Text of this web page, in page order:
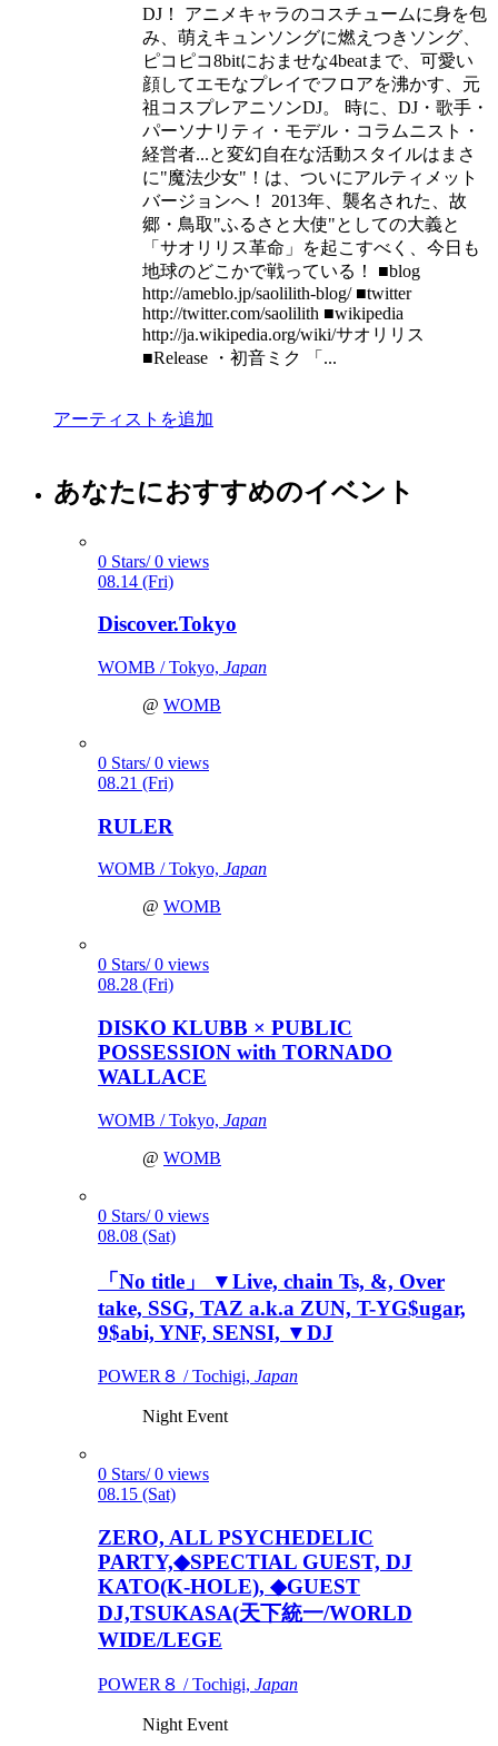
DJ！ アニメキャラのコスチュームに身を包
み、萌えキュンソングに燃えつきソング、
ピコピコ8bitにおませな4beatまで、可愛い
顔してエモなプレイでフロアを沸かす、元
祖コスプレアニソンDJ。 時に、DJ・歌手・
パーソナリティ・モデル・コラムニスト・
経営者...と変幻自在な活動スタイルはまさ
に"魔法少女"！は、ついにアルティメット
バージョンへ！ 2013年、襲名された、故
郷・鳥取"ふるさと大使"としての大義と
「サオリリス革命」を起こすべく、今日も
地球のどこかで戦っている！ ■blog
http://ameblo.jp/saolilith-blog/ ■twitter
http://twitter.com/saolilith ■wikipedia
http://ja.wikipedia.org/wiki/サオリリス
■Release ・初音ミク 「...
アーティストを追加
あなたにおすすめのイベント
0 Stars/ 0 views
08.14 (Fri)
Discover.Tokyo
WOMB / Tokyo, Japan
@ WOMB
0 Stars/ 0 views
08.21 (Fri)
RULER
WOMB / Tokyo, Japan
@ WOMB
0 Stars/ 0 views
08.28 (Fri)
DISKO KLUBB × PUBLIC
POSSESSION with TORNADO
WALLACE
WOMB / Tokyo, Japan
@ WOMB
0 Stars/ 0 views
08.08 (Sat)
「No title」 ▼Live, chain Ts, &, Over
take, SSG, TAZ a.k.a ZUN, T-YG$ugar,
9$abi, YNF, SENSI, ▼DJ
POWER８ / Tochigi, Japan
Night Event
0 Stars/ 0 views
08.15 (Sat)
ZERO, ALL PSYCHEDELIC
PARTY,◆SPECTIAL GUEST, DJ
KATO(K-HOLE), ◆GUEST
DJ,TSUKASA(天下統一/WORLD
WIDE/LEGE
POWER８ / Tochigi, Japan
Night Event